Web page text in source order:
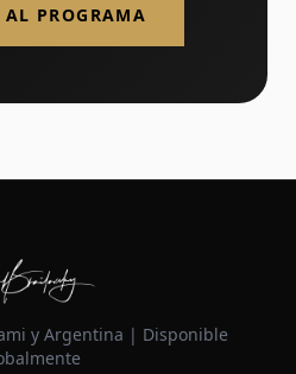
AL PROGRAMA
y Argentina | Disponible